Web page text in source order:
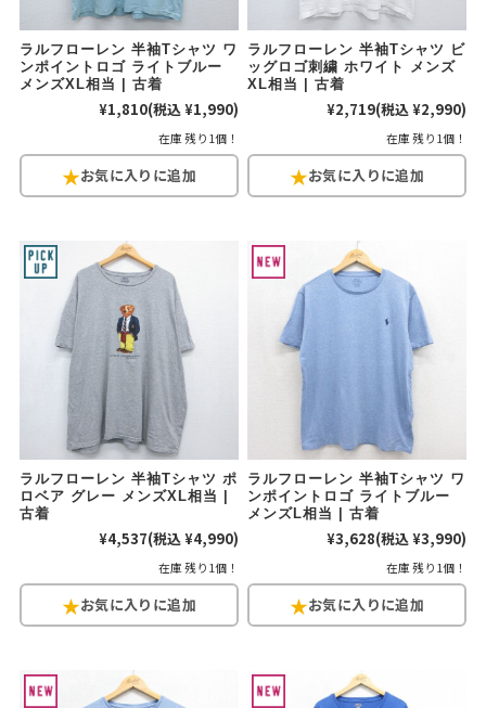
ラルフローレン 半袖Tシャツ ワ
ンポイントロゴ ライトブルー
メンズXL相当 | 古着
¥1,810(税込 ¥1,990)
在庫 残り1個！
ラルフローレン 半袖Tシャツ ビ
ッグロゴ刺繍 ホワイト メンズ
XL相当 | 古着
¥2,719(税込 ¥2,990)
在庫 残り1個！
ラルフローレン 半袖Tシャツ ポ
ロベア グレー メンズXL相当 |
古着
¥4,537(税込 ¥4,990)
在庫 残り1個！
ラルフローレン 半袖Tシャツ ワ
ンポイントロゴ ライトブルー
メンズL相当 | 古着
¥3,628(税込 ¥3,990)
在庫 残り1個！